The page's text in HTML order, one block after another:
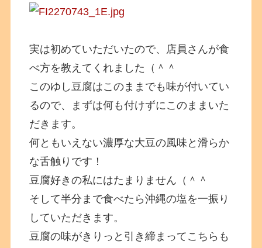
実は初めていただいたので、店員さんが食
べ方を教えてくれました（＾＾
このゆし豆腐はこのままでも味が付いてい
るので、まずは何も付けずにこのままいた
だきます。
何ともいえない濃厚な大豆の風味と滑らか
な舌触りです！
豆腐好きの私にはたまりません（＾＾
そして半分まで食べたら沖縄の塩を一振り
していただきます。
豆腐の味がきりっと引き締まってこちらも